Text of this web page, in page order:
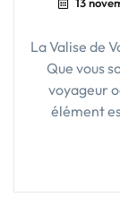
La Valise de
Que vous
voyageur
élément